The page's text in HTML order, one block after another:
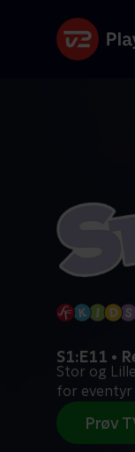
S1:E11 •
Stor og
for eventyr
Prøv